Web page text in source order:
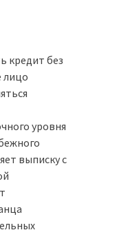
кредит без
лицо
уровня
выписку с